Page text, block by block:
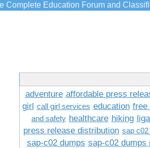
Complete Education Forum and
adventure affordable press
girl call girl services education free
and safety healthcare hiking
press release distribution sap
sap-c02 dumps sap-c02 dumps